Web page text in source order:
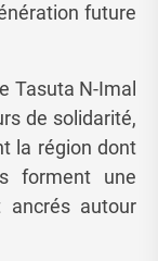
future
Tasuta N-Imal
de solidarité,
la région dont
forment une
ancrés autour